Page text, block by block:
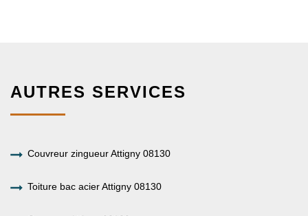
AUTRES SERVICES
Couvreur zingueur Attigny 08130
Toiture bac acier Attigny 08130